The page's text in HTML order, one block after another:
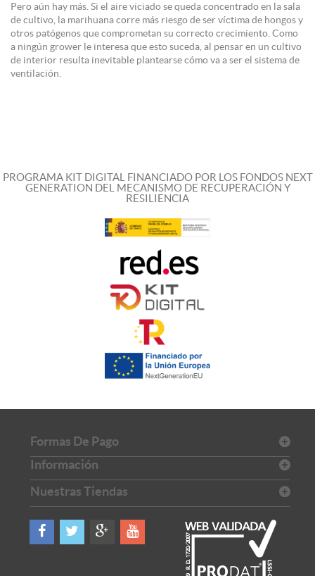
Pero aún hay más. Si el aire viciado se queda concentrado en la sala
de cultivo, la marihuana corre más riesgo de ser víctima de hongos y
otros patógenos que comprometan su correcto crecimiento. Como
a ningún grower le interesa que esto suceda, al pensar en un cultivo
de interior resulta inevitable plantearse cómo va a ser el sistema de
ventilación.
PROGRAMA KIT DIGITAL FINANCIADO POR LOS FONDOS NEXT
GENERATION DEL MECANISMO DE RECUPERACIÓN Y
RESILIENCIA
Formas De Pago
Información
Nuestras Tiendas